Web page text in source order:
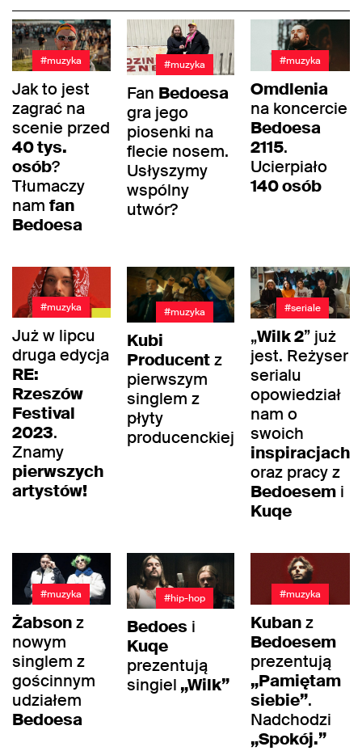
#muzyka
Jak to jest
zagrać na
scenie przed
40 tys.
osób?
Tłumaczy
nam fan
Bedoesa
#muzyka
Fan Bedoesa
gra jego
piosenki na
flecie nosem.
Usłyszymy
wspólny
utwór?
#muzyka
Omdlenia
na koncercie
Bedoesa
2115.
Ucierpiało
140 osób
#muzyka
Już w lipcu
druga edycja
RE:
Rzeszów
Festival
2023.
Znamy
pierwszych
artystów!
#muzyka
Kubi
Producentz
pierwszym
singlem z
płyty
producenckiej
#seriale
„Wilk 2” już
jest. Reżyser
serialu
opowiedział
nam o
swoich
inspiracjach
oraz pracy z
Bedoesem i
Kuqe
#muzyka
Żabsonz
nowym
singlem z
gościnnym
udziałem
Bedoesa
#hip-hop
Bedoes i
Kuqe
prezentują
singiel „Wilk”
#muzyka
Kubanz
Bedoesem
prezentują
„Pamiętam
siebie”.
Nadchodzi
„Spokój.”